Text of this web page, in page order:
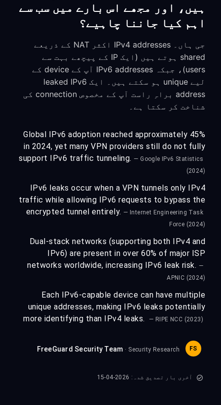
ہیں، اور مجھے اس بارے میں سب سے
اہم کیا جاننا چاہیے؟
جی ہاں۔ IPv4 addresses اکثر NAT کے ذریعے
shared ہوتے ہیں (ایک IP کے پیچھے بہت سے
users)، جبکہ IPv6 addresses آپ کے device کے
لیے unique ہو سکتے ہیں۔ ایک leaked IPv6
address براہِ راست آپ کے مخصوص connection کی
شناخت کر سکتا ہے۔
Global IPv6 adoption reached approximately 45%
in 2024, yet many VPN providers still do not fully
support IPv6 traffic tunneling.— Google IPv6 Statistics
(2024)
IPv6 leaks occur when a VPN tunnels only IPv4
traffic while allowing IPv6 requests to bypass the
encrypted tunnel entirely.— Internet Engineering Task
Force (2024)
Dual-stack networks (supporting both IPv4 and
IPv6) are present in over 60% of major ISP
networks worldwide, increasing IPv6 leak risk. —
APNIC (2024)
Each IPv6-capable device can have multiple
unique addresses, making IPv6 leaks potentially
more identifying than IPv4 leaks.
— RIPE NCC (2023)
FS
FreeGuard Security Team · Security Research
آخری بار تصدیق شدہ: 2026-04-15